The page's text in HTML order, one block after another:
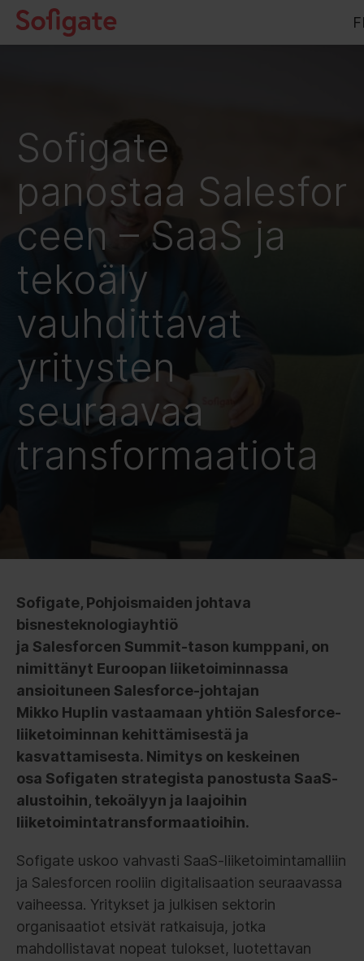
Hyppää
sisältöön
Sofigate
panostaa Salesfor
ceen – SaaS ja
tekoäly
vauhdittavat
yritysten
seuraavaa
transformaatiota
Sofigate, Pohjoismaiden johtava
bisnesteknologiayhtiö
ja Salesforcen Summit-tason kumppani, on
nimittänyt Euroopan liiketoiminnassa
ansioituneen Salesforce-johtajan
Mikko Huplin vastaamaan yhtiön Salesforce-
liiketoiminnan kehittämisestä ja
kasvattamisesta. Nimitys on keskeinen
osa Sofigaten strategista panostusta SaaS-
alustoihin, tekoälyyn ja laajoihin
liiketoimintatransformaatioihin.
Sofigate uskoo vahvasti SaaS-liiketoimintamalliin
ja Salesforcen rooliin digitalisaation seuraavassa
vaiheessa. Yritykset ja julkisen sektorin
organisaatiot etsivät ratkaisuja, jotka
mahdollistavat nopeat tulokset, luotettavan